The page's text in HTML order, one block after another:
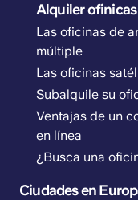
Alquiler ofinicas
Las oficinas de
múltiple
Las oficinas
Subalquile su
Ventajas de un
en línea
¿Busca una
Ciudades en